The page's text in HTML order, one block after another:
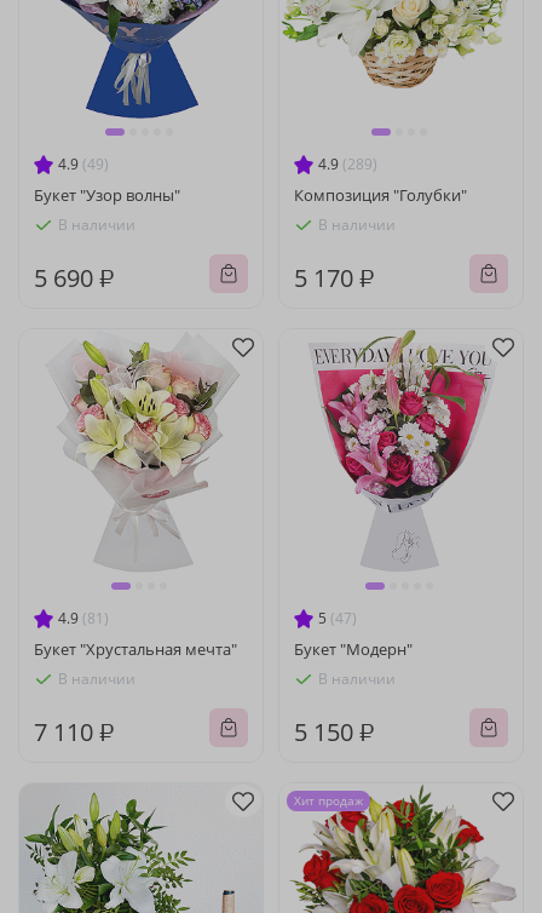
4.9 (49)
Букет "Узор волны"
В наличии
5 690 ₽
4.9 (289)
Композиция "Голубки"
В наличии
5 170 ₽
4.9 (81)
Букет "Хрустальная мечта"
В наличии
7 110 ₽
5 (47)
Букет "Модерн"
В наличии
5 150 ₽
Хит продаж